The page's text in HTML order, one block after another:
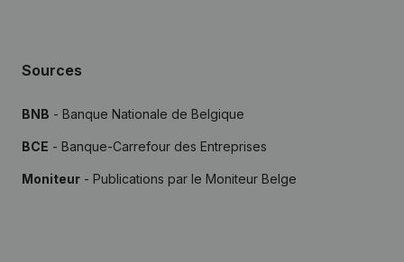
Sources
BNB - Banque Nationale de Belgique
BCE - Banque-Carrefour des Entreprises
Moniteur - Publications par le Moniteur Belge